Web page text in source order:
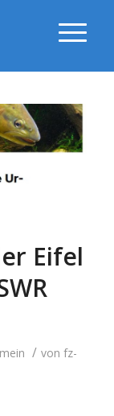
Eifel
/ vonfz-